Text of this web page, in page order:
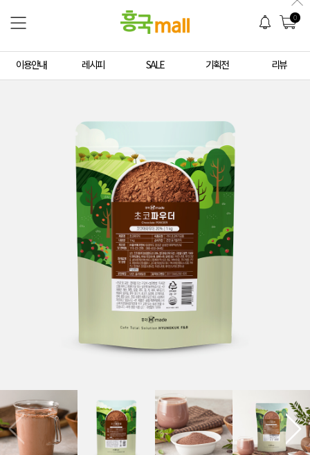
0
이용안내 레시피 SALE 기획전 리뷰